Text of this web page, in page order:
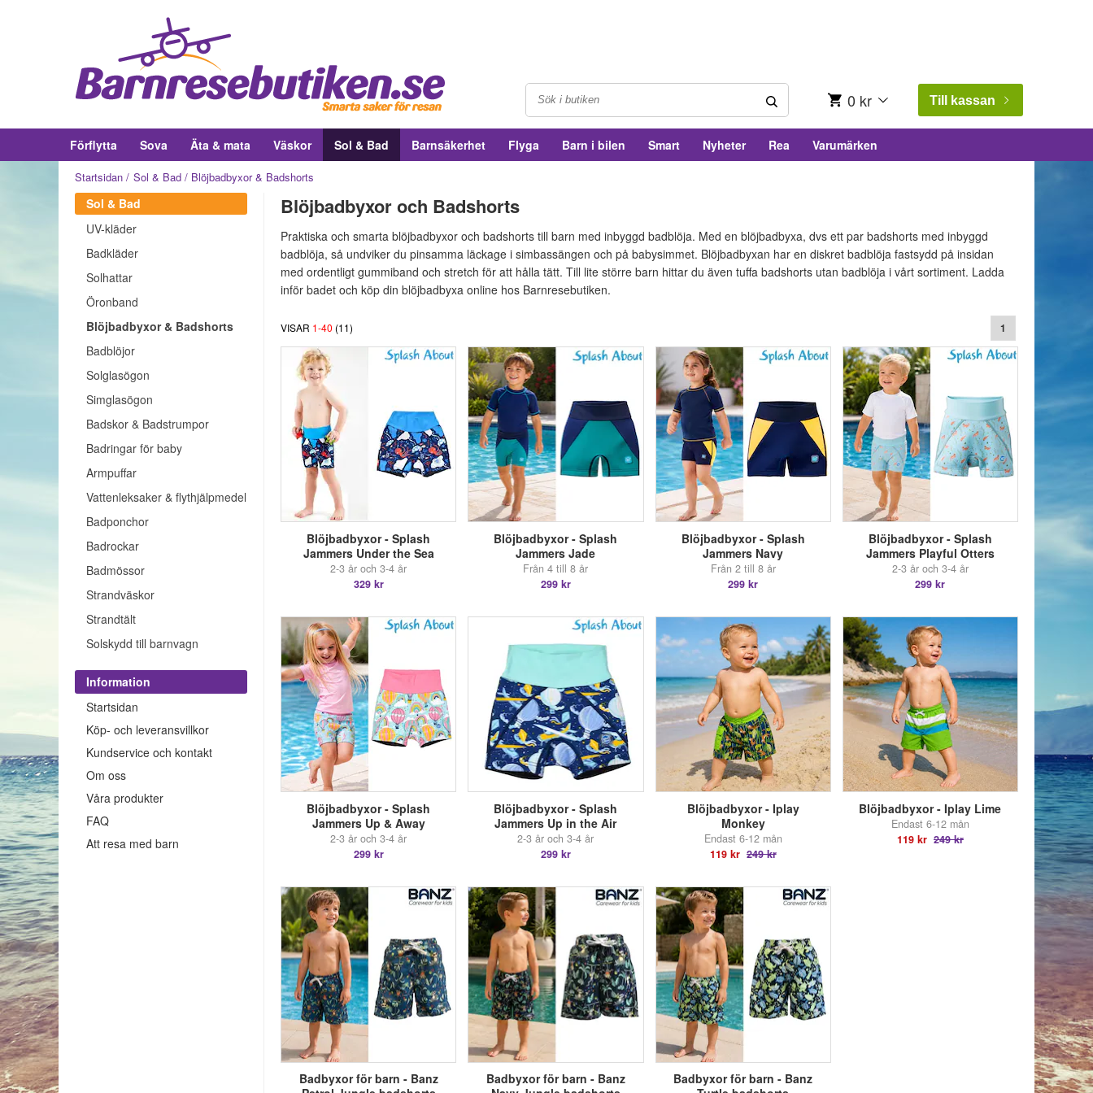
0 kr Till kassan
Förflytta Sova Äta & mata Väskor Sol & Bad Barnsäkerhet Flyga Barn i bilen Smart Nyheter Rea Varumärken
Startsidan Sol & Bad Blöjbadbyxor & Badshorts
Sol & Bad
UV-kläder
Badkläder
Solhattar
Öronband
Blöjbadbyxor & Badshorts
Badblöjor
Solglasögon
Simglasögon
Badskor & Badstrumpor
Badringar för baby
Armpuffar
Vattenleksaker & flythjälpmedel
Badponchor
Badrockar
Badmössor
Strandväskor
Strandtält
Solskydd till barnvagn
Information
Startsidan
Köp- och leveransvillkor
Kundservice och kontakt
Om oss
Våra produkter
FAQ
Att resa med barn
Blöjbadbyxor och Badshorts
Praktiska och smarta blöjbadbyxor och badshorts till barn med inbyggd badblöja. Med en blöjbadbyxa, dvs ett par badshorts med inbyggd
badblöja, så undviker du pinsamma läckage i simbassängen och på babysimmet. Blöjbadbyxan har en diskret badblöja fastsydd på insidan
med ordentligt gummiband och stretch för att hålla tätt. Till lite större barn hittar du även tuffa badshorts utan badblöja i vårt sortiment. Ladda
inför badet och köp din blöjbadbyxa online hos Barnresebutiken.
VISAR 1-40 (11) 1
Blöjbadbyxor - Splash
Jammers Under the Sea
2-3 år och 3-4 år
329 kr
Blöjbadbyxor - Splash
Jammers Jade
Från 4 till 8 år
299 kr
Blöjbadbyxor - Splash
Jammers Navy
Från 2 till 8 år
299 kr
Blöjbadbyxor - Splash
Jammers Playful Otters
2-3 år och 3-4 år
299 kr
Blöjbadbyxor - Splash
Jammers Up & Away
2-3 år och 3-4 år
299 kr
Blöjbadbyxor - Splash
Jammers Up in the Air
2-3 år och 3-4 år
299 kr
Blöjbadbyxor - Iplay
Monkey
Endast 6-12 mån
119 kr 249 kr
Blöjbadbyxor - Iplay Lime
Endast 6-12 mån
119 kr 249 kr
Badbyxor för barn - Banz
Badbyxor för barn - Banz
Badbyxor för barn - Banz